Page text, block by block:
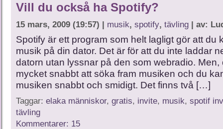
Vill du också ha Spotify?
15 mars, 2009 (19:57) | musik, spotify, tävling | av:
Spotify är ett program som helt lagligt gör att du
musik på din dator. Det är för att du inte laddar
datorn utan lyssnar på den som webradio. Men,
mycket snabbt att söka fram musiken och du
musiken snabbt och smidigt. Det finns två […]
Taggar: elaka människor, gratis, invite, musik, spotif
tävling
Kommentarer: 15